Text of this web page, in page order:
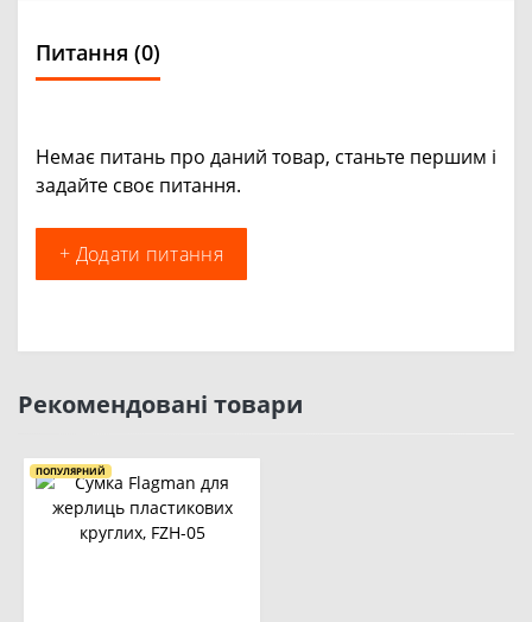
Питання (0)
Немає питань про даний товар, станьте першим і
задайте своє питання.
+ Додати питання
Рекомендовані товари
ПОПУЛЯРНИЙ